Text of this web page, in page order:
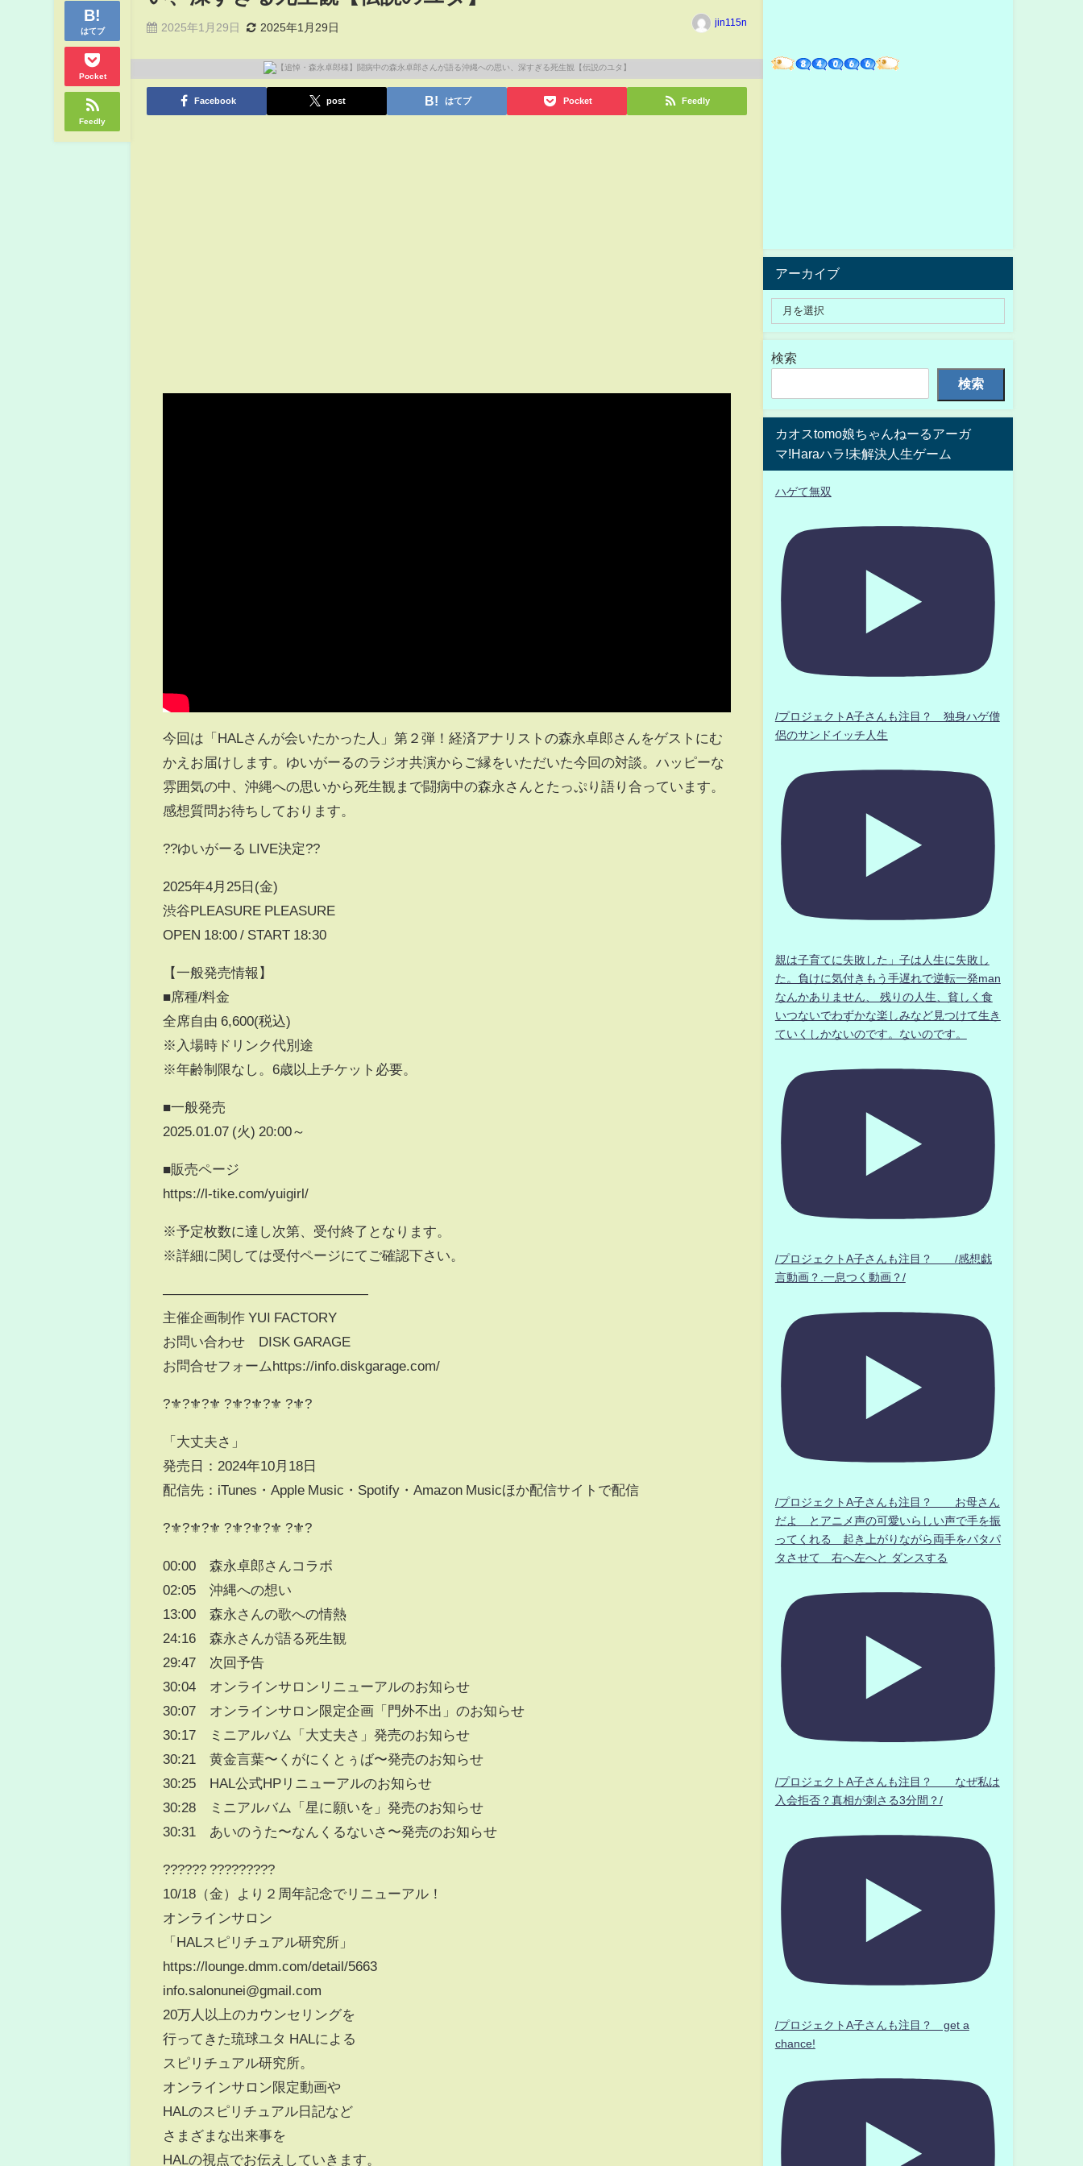
はてブ
Pocket
Feedly
2025年1月29日 2025年1月29日 jin115n
Facebook post はてブ Pocket Feedly
今回は「HALさんが会いたかった人」第２弾！経済アナリストの森永卓郎さんをゲストにむ
かえお届けします。ゆいがーるのラジオ共演からご縁をいただいた今回の対談。ハッピーな
雰囲気の中、沖縄への思いから死生観まで闘病中の森永さんとたっぷり語り合っています。
感想質問お待ちしております。
?️?ゆいがーる LIVE決定??️
2025年4月25日(金)
渋谷PLEASURE PLEASURE
OPEN 18:00 / START 18:30
【一般発売情報】
■席種/料金
全席自由 6,600(税込)
※入場時ドリンク代別途
※年齢制限なし。6歳以上チケット必要。
■一般発売
2025.01.07 (火) 20:00～
■販売ページ
https://l-tike.com/yuigirl/
※予定枚数に達し次第、受付終了となります。
※詳細に関しては受付ページにてご確認下さい。
―――――――――――――――
主催企画制作 YUI FACTORY
お問い合わせ DISK GARAGE
お問合せフォームhttps://info.diskgarage.com/
?⚜️?⚜️?⚜️ ?⚜️?⚜️?⚜️ ?⚜️?
「大丈夫さ」
発売日：2024年10月18日
配信先：iTunes・Apple Music・Spotify・Amazon Musicほか配信サイトで配信
?⚜️?⚜️?⚜️ ?⚜️?⚜️?⚜️ ?⚜️?
00:00 森永卓郎さんコラボ
02:05 沖縄への想い
13:00 森永さんの歌への情熱
24:16 森永さんが語る死生観
29:47 次回予告
30:04 オンラインサロンリニューアルのお知らせ
30:07 オンラインサロン限定企画「門外不出」のお知らせ
30:17 ミニアルバム「大丈夫さ」発売のお知らせ
30:21 黄金言葉〜くがにくとぅば〜発売のお知らせ
30:25 HAL公式HPリニューアルのお知らせ
30:28 ミニアルバム「星に願いを」発売のお知らせ
30:31 あいのうた〜なんくるないさ〜発売のお知らせ
?????? ?????????
10/18（金）より２周年記念でリニューアル！
オンラインサロン
「HALスピリチュアル研究所」
https://lounge.dmm.com/detail/5663
info.salonunei@gmail.com
20万人以上のカウンセリングを
行ってきた琉球ユタ HALによる
スピリチュアル研究所。
オンラインサロン限定動画や
HALのスピリチュアル日記など
さまざまな出来事を
HALの視点でお伝えしていきます。
アーカイブ
検索
検索
カオスtomo娘ちゃんねーるアーガ
マ!Haraハラ!未解決人生ゲーム
ハゲて無双
/プロジェクトA子さんも注目？ 独身ハゲ僧
侶のサンドイッチ人生
親は子育てに失敗した」子は人生に失敗し
た。負けに気付きもう手遅れで逆転一発man
なんかありません、 残りの人生、貧しく食
いつないでわずかな楽しみなど見つけて生き
ていくしかないのです。ないのです。
/プロジェクトA子さんも注目？ /感想戯
言動画？.一息つく動画？/
/プロジェクトA子さんも注目？ お母さん
だよ とアニメ声の可愛いらしい声で手を振
ってくれる 起き上がりながら両手をパタパ
タさせて 右へ左へと ダンスする
/プロジェクトA子さんも注目？ なぜ私は
入会拒否？真相が刺さる3分間？/
/プロジェクトA子さんも注目？ get a
chance!